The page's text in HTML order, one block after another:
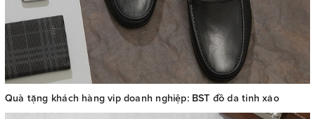
Quà tặng khách hàng vip doanh nghiệp: BST đồ da tinh xảo